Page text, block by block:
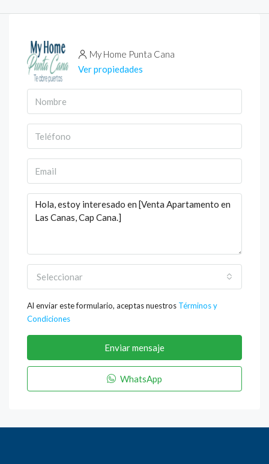
My Home Punta Cana
Ver propiedades
Seleccionar
Al enviar este formulario, aceptas nuestros Términos y
Condiciones
Enviar mensaje
WhatsApp